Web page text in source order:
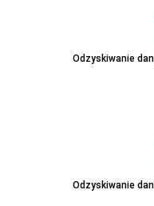
Odzyskiwanie
Odzyskiwanie